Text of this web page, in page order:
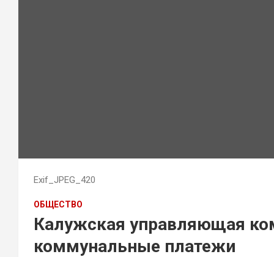
Exif_JPEG_420
ОБЩЕСТВО
Калужская управляющая
коммунальные платежи